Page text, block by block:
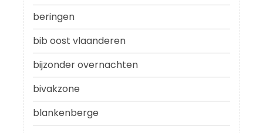
beringen
bib oost vlaanderen
bijzonder overnachten
bivakzone
blankenberge